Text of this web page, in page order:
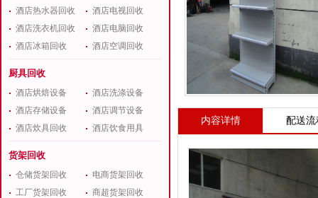
酒店热水器回收
酒店电视回收
酒店洗衣机回收
酒店电脑回收
酒店冰箱回收
酒店空调回收
厨具回收
酒店烘焙设备
酒店洗涤设备
酒店存储设备
酒店调节设备
酒店炊具回收
酒店饮食用具
货架回收
仓储货架回收
电商货架回收
工厂货架回收
商超货架回收
内容详情 配送流